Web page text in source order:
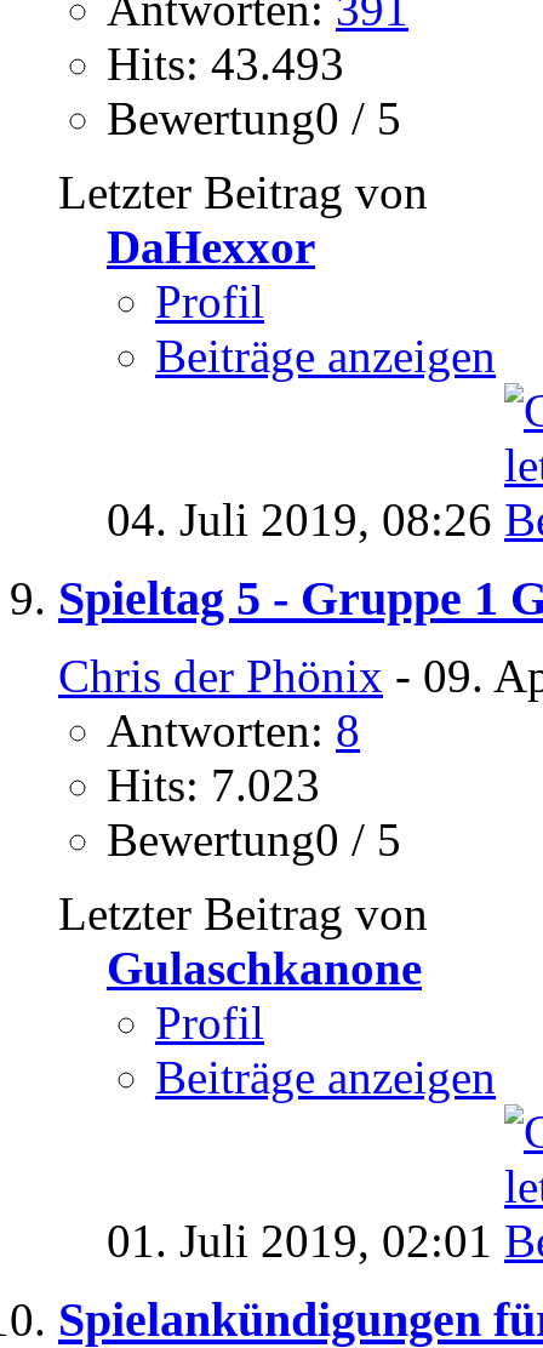
Hits: 43.493
Bewertung0 / 5
Letzter Beitrag von
DaHexxor
Profil
Beiträge anzeigen
04. Juli 2019, 08:26
Spieltag 5 - Gruppe 1
Chris der Phönix - 09.
Antworten: 8
Hits: 7.023
Bewertung0 / 5
Letzter Beitrag von
Gulaschkanone
Profil
Beiträge anzeigen
01. Juli 2019, 02:01
Spielankündigungen